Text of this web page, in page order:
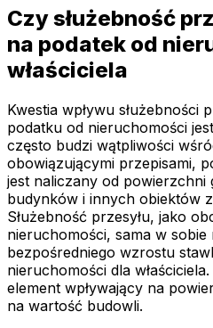
Czy służebność
na podatek od
właściciela
Kwestia wpływu służebności
podatku od nieruchomości
często budzi wątpliwości
obowiązującymi przepisami,
jest naliczany od
budynków i innych obiektów
Służebność przesyłu, jako
nieruchomości, sama w sobie
bezpośredniego wzrostu
nieruchomości dla
element wpływający na
na wartość budowli.